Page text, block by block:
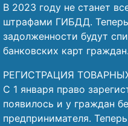
В 2023 году не станет
штрафами ГИБДД.
задолженности будут
банковских карт граждан.
РЕГИСТРАЦИЯ
С 1 января право
появилось и у граждан
предпринимателя.